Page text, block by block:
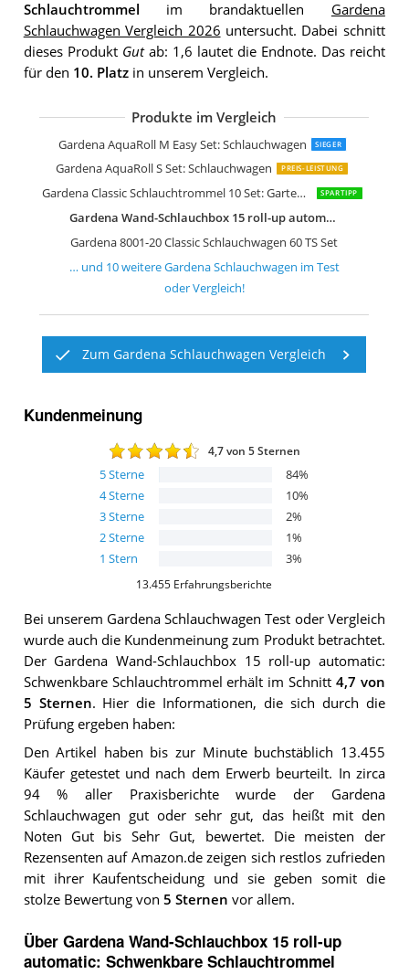
Schlauchtrommel
im brandaktuellen Gardena
Schlauchwagen Vergleich 2026 untersucht. Dabei schnitt
dieses Produkt Gutab: 1,6 lautet die Endnote. Das reicht
für den 10. Platzin unserem Vergleich.
Produkte im Vergleich
Gardena AquaRoll M Easy Set: Schlauchwagen SIEGER
Gardena AquaRoll S Set: Schlauchwagen PREIS-LEISTUNG
Gardena Classic Schlauchtrommel 10 Set: Gartenschlauchset SPARTIPP
Gardena Wand-Schlauchbox 15 roll-up automatic: Schwenkbare Schlauchtrommel
Gardena 8001-20 Classic Schlauchwagen 60 TS Set
Gardena AquaRoll M Set:
Gardena Schlauchwagen M/S Länge
Gardena Classic roll-fix Flachschlauch
Gardena CleverRoll M Easy:
Gardena Metall Schlauchwagen 100:
Gardena CleverRoll M Metall:
Gardena CleverRoll L Easy:
… und 10weitereGardena Schlauchwagen im Test
oder Vergleich!
Zum Gardena Schlauchwagen Vergleich
Kundenmeinung
4,7von 5 Sternen
5Sterne 84%
4Sterne 10%
3Sterne 2%
2Sterne 1%
1 Stern 3%
13.455 Erfahrungsberichte
Bei unserem Gardena Schlauchwagen Test oder Vergleich
wurde auch die Kundenmeinung zum Produkt betrachtet.
Der Gardena Wand-Schlauchbox 15 roll-up automatic:
Schwenkbare Schlauchtrommel erhält im Schnitt4,7 von
5 Sternen. Hier die Informationen, die sich durch die
Prüfung ergeben haben:
Den Artikel haben bis zur Minute buchstäblich 13.455
Käufer getestet und nach dem Erwerb beurteilt. In zirca
94 % aller Praxisberichte wurde der Gardena
Schlauchwagen gut oder sehr gut, das heißt mit den
Noten Gut bis Sehr Gut, bewertet. Die meisten der
Rezensenten auf Amazon.de zeigen sich restlos zufrieden
mit ihrer Kaufentscheidung und sie geben somit die
stolze Bewertung von 5 Sternen vor allem.
Über Gardena Wand-Schlauchbox 15 roll-up
automatic: Schwenkbare Schlauchtrommel